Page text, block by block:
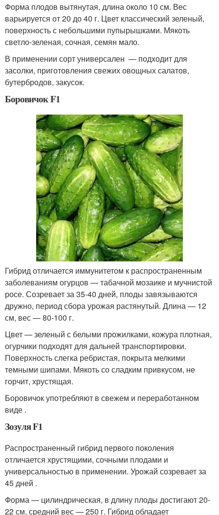
Форма плодов вытянутая, длина около 10 см. Вес
варьируется от 20 до 40 г. Цвет классический зеленый,
поверхность с небольшими пупырышками. Мякоть
светло-зеленая, сочная, семян мало.
В применении сорт универсален — подходит для
засолки, приготовления свежих овощных салатов,
бутербродов, закусок.
Боровичок F1
Гибрид отличается иммунитетом к распространенным
заболеваниям огурцов — табачной мозаике и мучнистой
росе. Созревает за 35-40 дней, плоды завязываются
дружно, период сбора урожая растянутый. Длина — 12
см, вес — 80-100 г.
Цвет — зеленый с белыми прожилками, кожура плотная,
огурчики подходят для дальней транспортировки.
Поверхность слегка ребристая, покрыта мелкими
темными шипами. Мякоть со сладким привкусом, не
горчит, хрустящая.
Боровичок употребляют в свежем и переработанном
виде .
Зозуля F1
Распространенный гибрид первого поколения
отличается хрустящими, сочными плодами и
универсальностью в применении. Урожай созревает за
45 дней .
Форма — цилиндрическая, в длину плоды достигают 20-
22 см, средний вес — 250 г. Гибрид обладает